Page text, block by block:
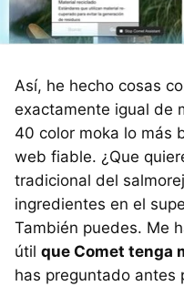
Así, he hecho cosas
exactamente igual de
40 color moka lo más
web fiable. ¿Que
tradicional del
ingredientes en el
También puedes. Me
útil que Comet tenga
has preguntado antes